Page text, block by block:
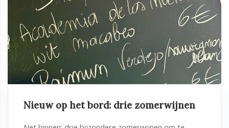
Nieuw op het bord: drie zomerwijnen